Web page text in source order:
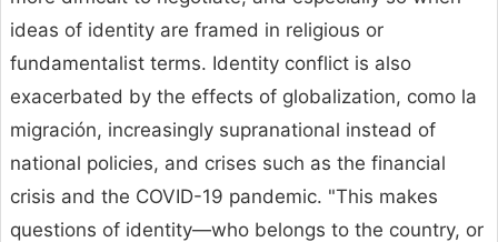
ideas of identity are framed in religious or
fundamentalist terms. Identity conflict is also
exacerbated by the effects of globalization, como la
migración, increasingly supranational instead of
national policies, and crises such as the financial
crisis and the COVID-19 pandemic. "This makes
questions of identity—who belongs to the country, or